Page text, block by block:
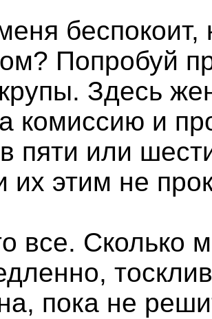
беспокоит,
Попробуй
крупы. Здесь
комиссию и
пяти или
их этим не
все. Сколько
пока не